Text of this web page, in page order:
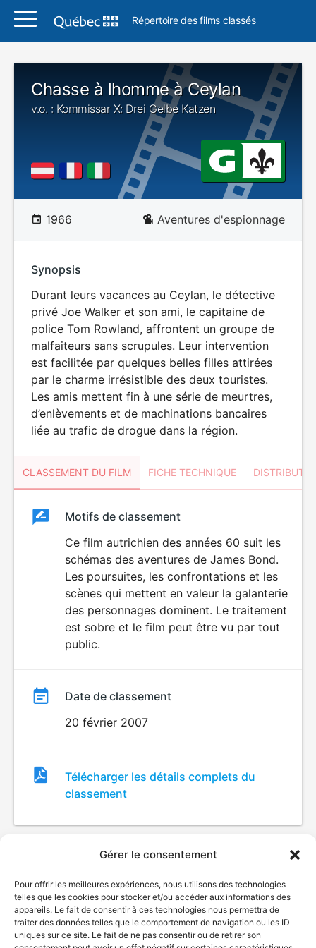
Gérer le consentement
Pour offrir les meilleures expériences, nous utilisons des technologies
telles que les cookies pour stocker et/ou accéder aux informations des
appareils. Le fait de consentir à ces technologies nous permettra de
traiter des données telles que le comportement de navigation ou les ID
uniques sur ce site. Le fait de ne pas consentir ou de retirer son
Répertoire des films classés
Chasse à lhomme à Ceylan
v.o. : Kommissar X: Drei Gelbe Katzen
1966 Aventures d'espionnage
Synopsis
Durant leurs vacances au Ceylan, le détective
privé Joe Walker et son ami, le capitaine de
police Tom Rowland, affrontent un groupe de
malfaiteurs sans scrupules. Leur intervention
est facilitée par quelques belles filles attirées
par le charme irrésistible des deux touristes.
Les amis mettent fin à une série de meurtres,
d’enlèvements et de machinations bancaires
liée au trafic de drogue dans la région.
CLASSEMENT DU FILM FICHE TECHNIQUE
ClassementClassement
Motifs de classement
Ce film autrichien des années 60 suit les
schémas des aventures de James Bond.
Les poursuites, les confrontations et les
scènes qui mettent en valeur la galanterie
des personnages dominent. Le traitement
est sobre et le film peut être vu par tout
public.
Date de classement
20 février 2007
Fichier
de
classement
Télécharger les détails complets du
classement
© Gouvernement du Québec, 2026